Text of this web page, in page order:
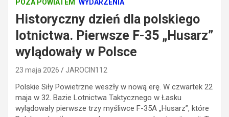
POZA POWIATEM WYDARZENIA
Historyczny dzień dla polskiego
lotnictwa. Pierwsze F-35 „Husarz”
wylądowały w Polsce
23 maja 2026 JAROCIN112
Polskie Siły Powietrzne weszły w nową erę. W czwartek 22
maja w 32. Bazie Lotnictwa Taktycznego w Łasku
wylądowały pierwsze trzy myśliwce F-35A „Husarz”, które